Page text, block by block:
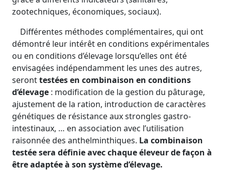
zootechniques, économiques, sociaux).
Différentes méthodes complémentaires, qui ont
démontré leur intérêt en conditions expérimentales
ou en conditions d’élevage lorsqu’elles ont été
envisagées indépendamment les unes des autres,
seronttestées en combinaison en conditions
d’élevage : modification de la gestion du pâturage,
ajustement de la ration, introduction de caractères
génétiques de résistance aux strongles gastro-
intestinaux, … en association avec l’utilisation
raisonnée des anthelminthiques. La combinaison
testée sera définie avec chaque éleveur de façon à
être adaptée à son système d’élevage.